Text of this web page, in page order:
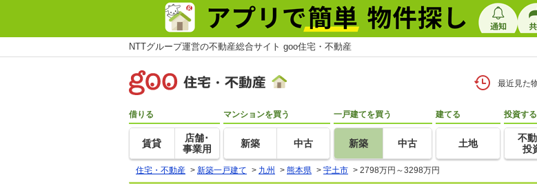
NTTグループ運営の不動産総合サイト goo住宅・不動産
最近見た
借りる
賃貸
店舗･
事業用
マンションを買う
新築 中古
一戸建てを買う
新築 中古
建てる
土地
投資する
不
投
住宅・不動産 > 新築一戸建て > 九州 > 熊本県 > 宇土市 > 2798万円～3298万円